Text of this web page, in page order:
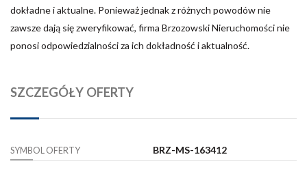
dokładne i aktualne. Ponieważ jednak z różnych powodów nie
zawsze dają się zweryfikować, firma Brzozowski Nieruchomości nie
ponosi odpowiedzialności za ich dokładność i aktualność.
SZCZEGÓŁY OFERTY
SYMBOL OFERTY BRZ-MS-163412